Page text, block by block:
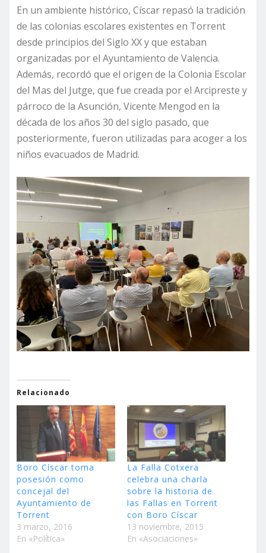
En un ambiente histórico, Císcar repasó la tradición
de las colonias escolares existentes en Torrent
desde principios del Siglo XX y que estaban
organizadas por el Ayuntamiento de Valencia.
Además, recordó que el origen de la Colonia Escolar
del Mas del Jutge, que fue creada por el Arcipreste y
párroco de la Asunción, Vicente Mengod en la
década de los años 30 del siglo pasado, que
posteriormente, fueron utilizadas para acoger a los
niños evacuados de Madrid.
Relacionado
Boro Císcar toma
posesión como
concejal del
Ayuntamiento de
Torrent
3 marzo, 2016
En «Política»
La Falla Cotxera
celebra una charla
sobre la historia de
las Fallas en Torrent
con Boro Císcar
13 noviembre, 2015
En «Asociaciones»